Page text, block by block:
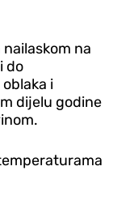
na
do
i
dijelu godine